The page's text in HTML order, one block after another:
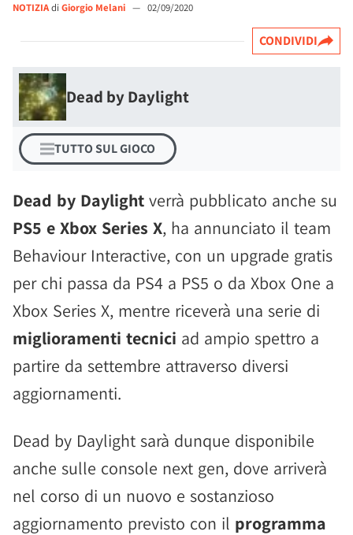
NOTIZIAdi Giorgio Melani — 02/09/2020
CONDIVIDI
Dead by Daylight
TUTTO SUL GIOCO
Dead by Daylight verrà pubblicato anche su
PS5 e Xbox Series X, ha annunciato il team
Behaviour Interactive, con un upgrade gratis
per chi passa da PS4 a PS5 o da Xbox One a
Xbox Series X, mentre riceverà una serie di
miglioramenti tecnici ad ampio spettro a
partire da settembre attraverso diversi
aggiornamenti.
Dead by Daylight sarà dunque disponibile
anche sulle console next gen, dove arriverà
nel corso di un nuovo e sostanzioso
aggiornamento previsto con il programma